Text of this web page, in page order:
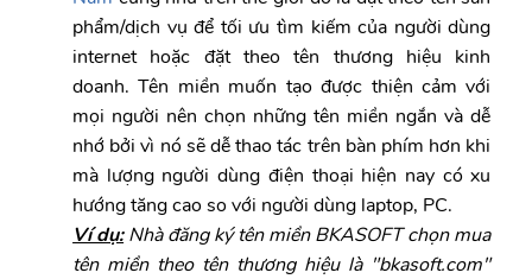
phẩm/dịch vụ để tối ưu tìm kiếm của người dùng
internet hoặc đặt theo tên thương hiệu kinh
doanh. Tên miền muốn tạo được thiện cảm với
mọi người nên chọn những tên miền ngắn và dễ
nhớ bởi vì nó sẽ dễ thao tác trên bàn phím hơn khi
mà lượng người dùng điện thoại hiện nay có xu
hướng tăng cao so với người dùng laptop, PC.
Ví dụ: Nhà đăng ký tên miền BKASOFT chọn mua
tên miền theo tên thương hiệu là "bkasoft.com"